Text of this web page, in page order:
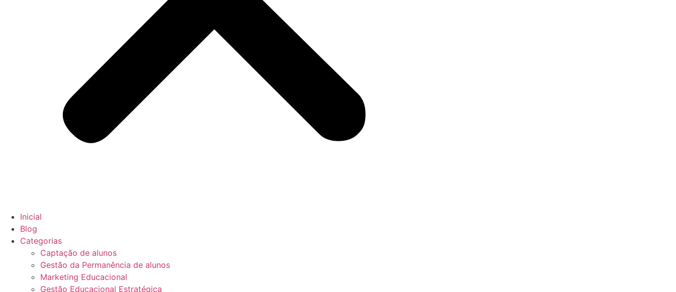
Inicial
Blog
Categorias
Captação de alunos
Gestão da Permanência de alunos
Marketing Educacional
Gestão Educacional Estratégica